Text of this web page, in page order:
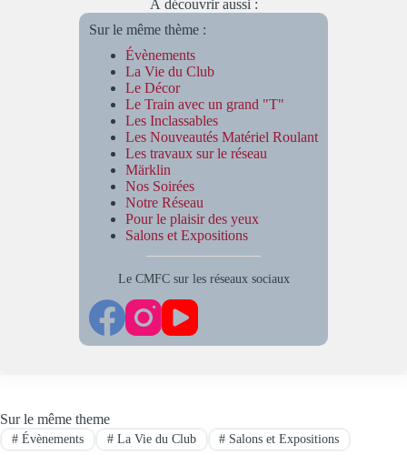
À découvrir aussi :
Sur le même thème :
Évènements
La Vie du Club
Le Décor
Le Train avec un grand "T"
Les Inclassables
Les Nouveautés Matériel Roulant
Les travaux sur le réseau
Märklin
Nos Soirées
Notre Réseau
Pour le plaisir des yeux
Salons et Expositions
Le CMFC sur les réseaux sociaux
Sur le même theme
#Évènements #La Vie du Club # Salons et Expositions